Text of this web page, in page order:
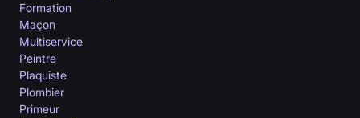
Formation
Maçon
Multiservice
Peintre
Plaquiste
Plombier
Primeur